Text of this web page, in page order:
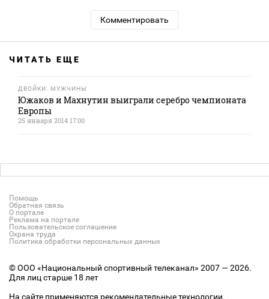
Комментировать
ЧИТАТЬ ЕЩЕ
ДВОЙКИ. МУЖЧИНЫ
Южаков и Махнутин выиграли серебро чемпионата
Европы
25 января 2014 17:00
Помощь
Обратная связь
О портале
Реклама на портале
Пользовательское соглашение
Охрана труда
Политика обработки персональных данных
© ООО «Национальный спортивный телеканал» 2007 — 2026.
Для лиц старше 18 лет
На сайте применяются рекомендательные технологии.